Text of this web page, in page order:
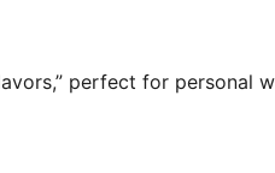
perfect for personal